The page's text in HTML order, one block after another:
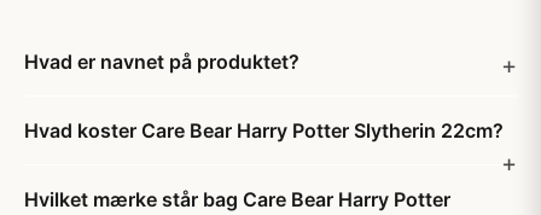
Hvad er navnet på produktet?
Hvad koster Care Bear Harry Potter Slytherin 22cm?
Hvilket mærke står bag Care Bear Harry Potter